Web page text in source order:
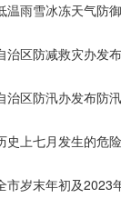
温雨雪冰冻天气防
治区防减救灾办发
治区防汛办发布防
史上七月发生的危
市岁末年初及2023